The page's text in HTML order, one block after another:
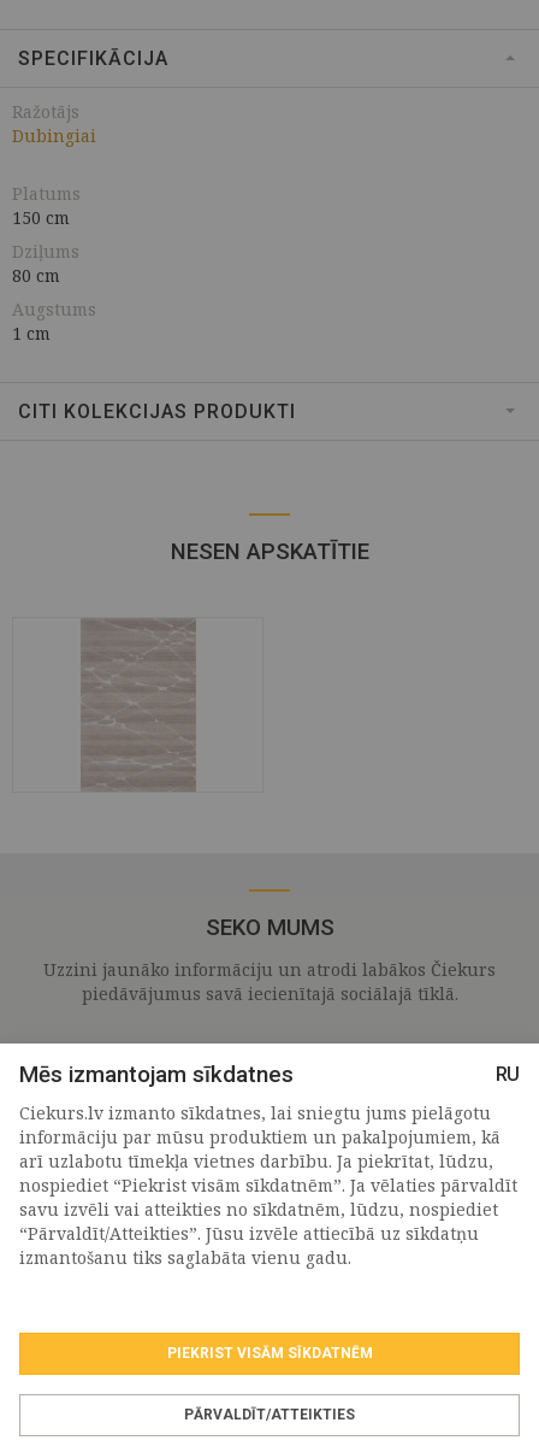
SPECIFIKĀCIJA
Ražotājs
Dubingiai
Platums
150 cm
Dziļums
80 cm
Augstums
1 cm
CITI KOLEKCIJAS PRODUKTI
NESEN APSKATĪTIE
SEKO MUMS
Uzzini jaunāko informāciju un atrodi labākos Čiekurs
piedāvājumus savā iecienītajā sociālajā tīklā.
PIETEIKTIES MŪSU JAUNUMIEM
Piekrītu personasdatu apstrādes noteikumiem
Mēs izmantojam sīkdatnes
RU
Ciekurs.lv izmanto sīkdatnes, lai sniegtu jums pielāgotu
informāciju par mūsu produktiem un pakalpojumiem, kā
arī uzlabotu tīmekļa vietnes darbību. Ja piekrītat, lūdzu,
nospiediet “Piekrist visām sīkdatnēm”. Ja vēlaties pārvaldīt
savu izvēli vai atteikties no sīkdatnēm, lūdzu, nospiediet
“Pārvaldīt/Atteikties”. Jūsu izvēle attiecībā uz sīkdatņu
izmantošanu tiks saglabāta vienu gadu.
PIEKRIST VISĀM SĪKDATNĒM
PĀRVALDĪT/ATTEIKTIES